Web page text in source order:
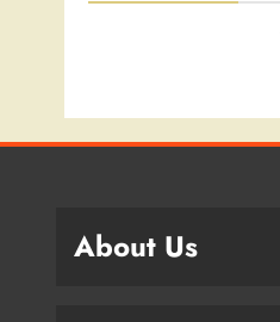
About Us